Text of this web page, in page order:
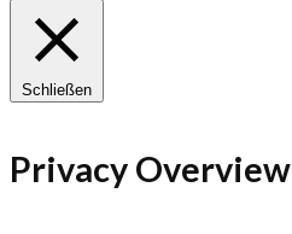
Schließen
Privacy Overview